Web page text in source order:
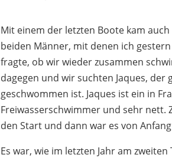
Mit einem der letzten Boote kam
beiden Männer, mit denen ich
fragte, ob wir wieder zusammen
dagegen und wir suchten Jaques, der
geschwommen ist. Jaques ist ein in
Freiwasserschwimmer und sehr nett.
den Start und dann war es von
Es war, wie im letzten Jahr am